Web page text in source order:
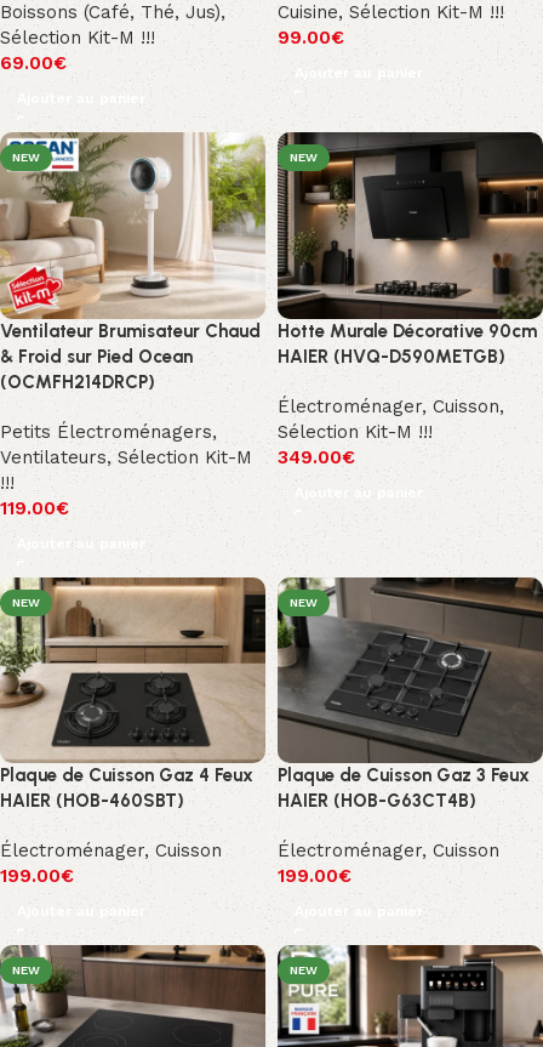
Boissons (Café, Thé, Jus),
Sélection Kit-M !!!
69.00€
Ajouter au panier
Cuisine,Sélection Kit-M !!!
99.00€
Ajouter au panier
NEW
Ventilateur Brumisateur Chaud
& Froid sur Pied Ocean
(OCMFH214DRCP)
Petits Électroménagers,
Ventilateurs,Sélection Kit-M
!!!
119.00€
Ajouter au panier
NEW
Hotte Murale Décorative 90cm
HAIER (HVQ-D590METGB)
Électroménager,Cuisson,
Sélection Kit-M !!!
349.00€
Ajouter au panier
NEW
Plaque de Cuisson Gaz 4 Feux
HAIER (HOB-460SBT)
Électroménager, Cuisson
199.00€
Ajouter au panier
NEW
Plaque de Cuisson Gaz 3 Feux
HAIER (HOB-G63CT4B)
Électroménager, Cuisson
199.00€
Ajouter au panier
NEW NEW